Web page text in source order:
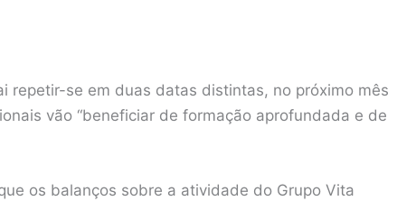
repetir-se em duas datas distintas, no próximo mês
vão “beneficiar de formação aprofundada e de
os balanços sobre a atividade do Grupo Vita